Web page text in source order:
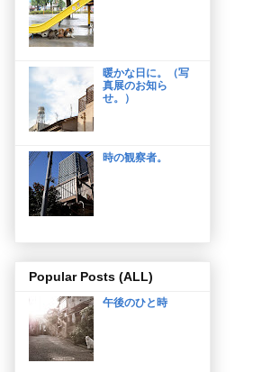
暖かな日に。（写
真展のお知ら
せ。）
時の観察者。
Popular Posts (ALL)
午後のひと時